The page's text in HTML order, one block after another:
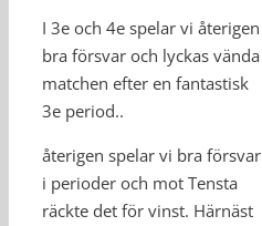
I 3e och 4e spelar vi återigen
bra försvar och lyckas vända
matchen efter en fantastisk
3e period..
återigen spelar vi bra försvar
i perioder och mot Tensta
räckte det för vinst. Härnäst